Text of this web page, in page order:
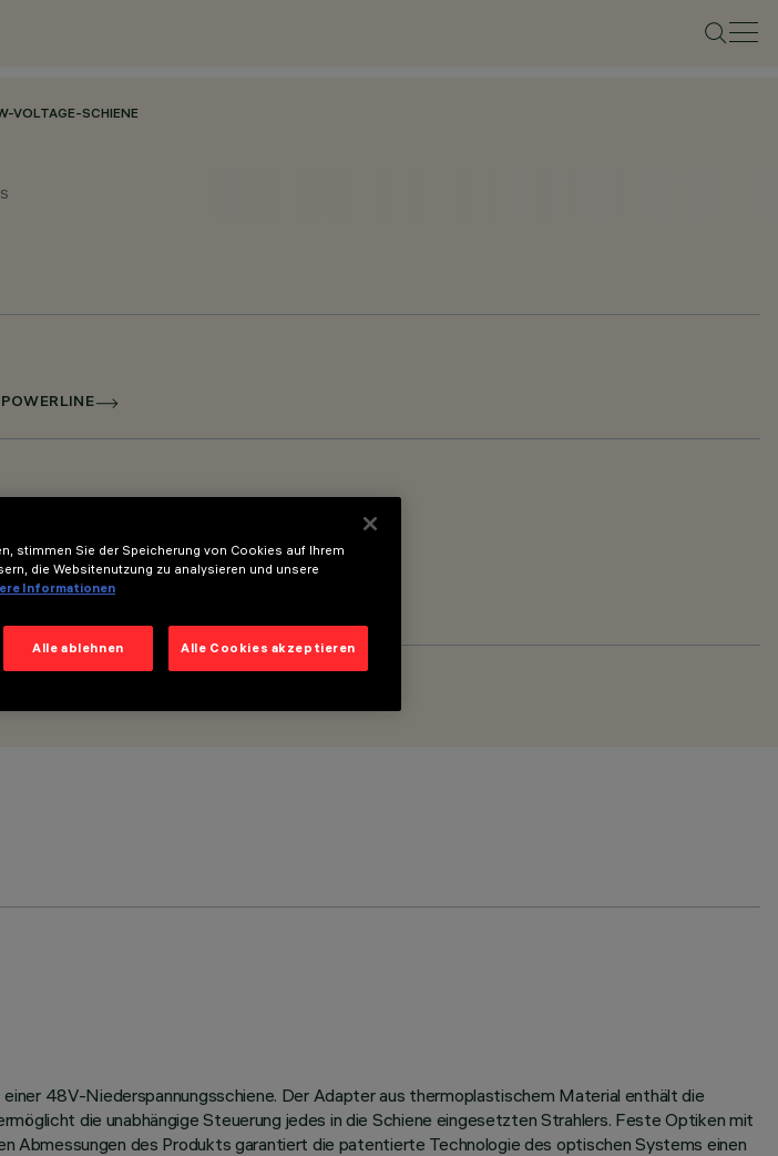
VOLTAGE-SCHIENE
48V-Niederspannungsschiene. Der Adapter aus thermoplastischem Material enthält die
die unabhängige Steuerung jedes in die Schiene eingesetzten Strahlers. Feste Optiken mit
des Produkts garantiert die patentierte Technologie des optischen Systems einen
stimmen Sie der Speicherung von Cookies auf Ihrem
die Websitenutzung zu analysieren und unsere
Informationen
Alle ablehnen Alle Cookies akzeptieren